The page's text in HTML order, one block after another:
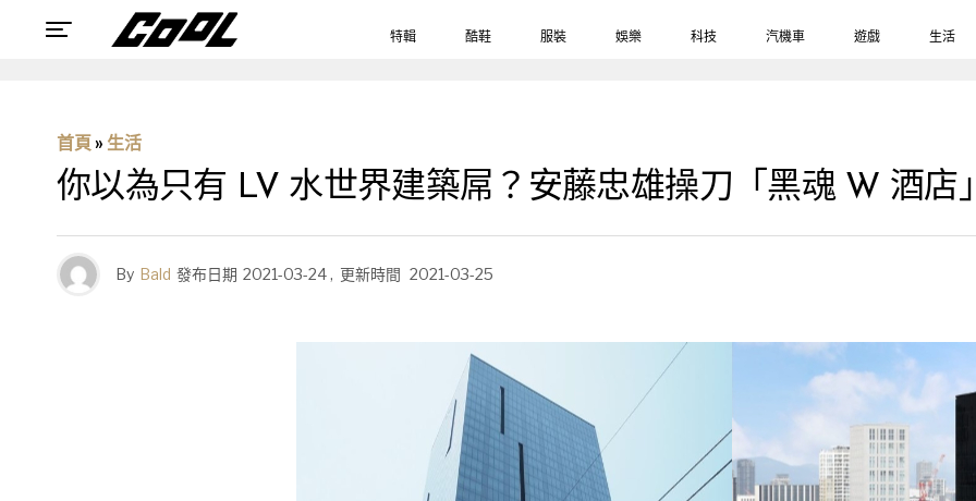
特輯 酷鞋 服裝 娛樂 科技 汽機車 遊戲 生活
首頁 » 生活
你以為只有 LV 水世界建築屌？安藤忠雄操刀「黑魂 W 酒店
By Bald 發布日期 2021-03-24, 更新時間 2021-03-25